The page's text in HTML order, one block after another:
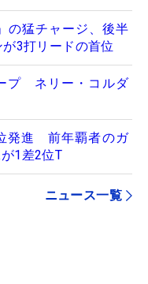
の猛チャージ、後半
3打リードの首位
プ ネリー・コルダ
発進 前年覇者のガ
1差2位T
ニュース一覧